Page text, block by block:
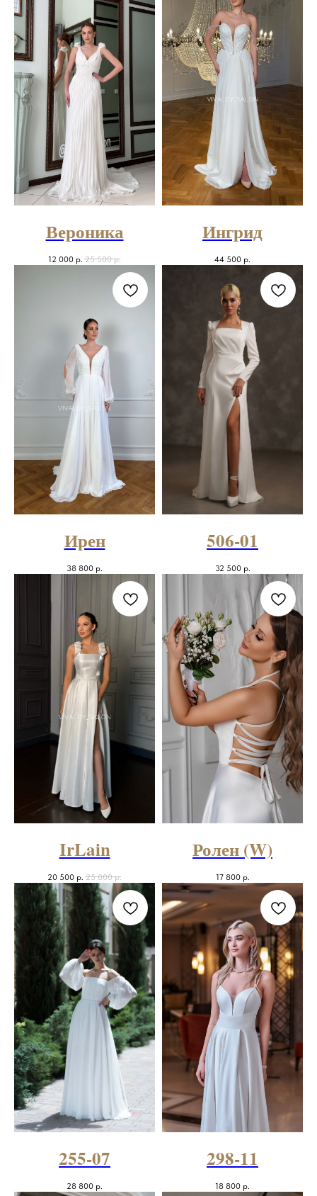
Вероника
12 000 р. 25 500 р.
Ингрид
44 500 р.
Ирен
38 800 р.
506-01
32 500 р.
IrLain
20 500 р. 25 800 р.
Ролен (W)
17 800 р.
255-07
28 800 р.
298-11
18 800 р.